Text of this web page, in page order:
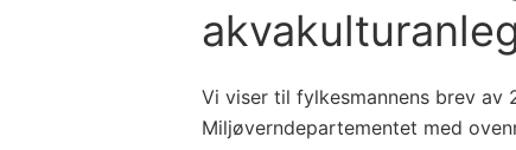
Vi viser til fylkesmannens brev av
Miljøverndepartementet med